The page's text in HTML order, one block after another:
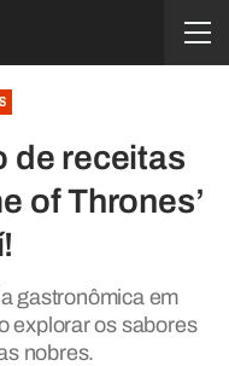
de receitas
of Thrones’
gastronômica em
explorar os sabores
nobres.